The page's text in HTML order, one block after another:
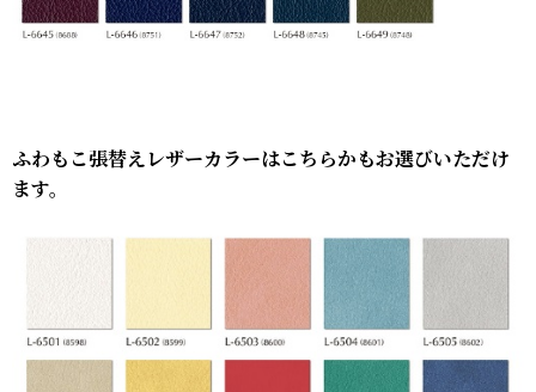
ふわもこ張替えレザーカラーはこちらかもお選びいただけ
ます。